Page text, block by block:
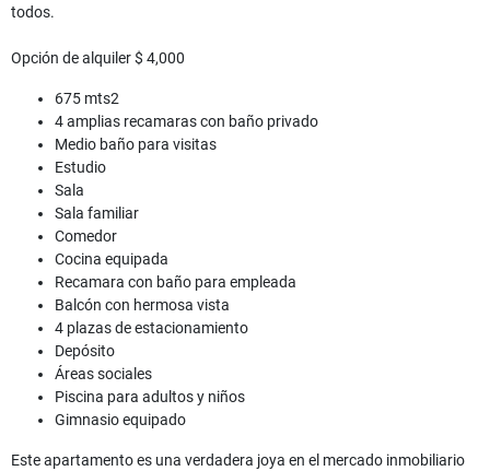
todos.
Opción de alquiler $ 4,000
675 mts2
4 amplias recamaras con baño privado
Medio baño para visitas
Estudio
Sala
Sala familiar
Comedor
Cocina equipada
Recamara con baño para empleada
Balcón con hermosa vista
4 plazas de estacionamiento
Depósito
Áreas sociales
Piscina para adultos y niños
Gimnasio equipado
Este apartamento es una verdadera joya en el mercado inmobiliario